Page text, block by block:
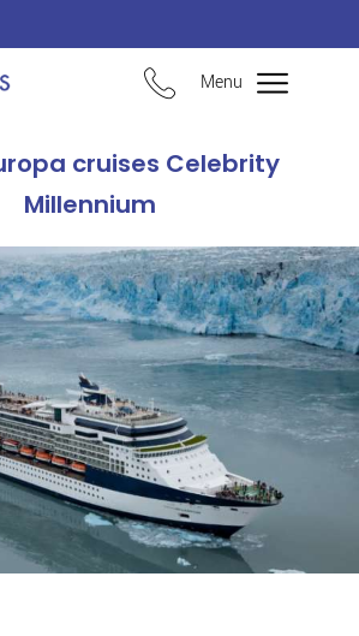
Menu
cruises Celebrity
Millennium